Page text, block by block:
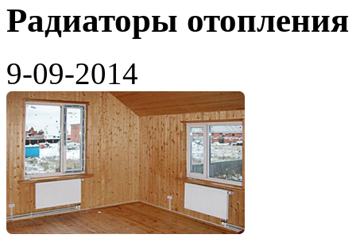
Радиаторы отопления
9-09-2014